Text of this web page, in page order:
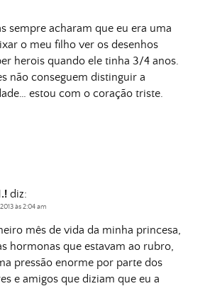
sempre acharam que eu era uma
o meu filho ver os desenhos
herois quando ele tinha 3/4 anos.
não conseguem distinguir a
estou com o coração triste.
diz:
às 2:04 am
mês de vida da minha princesa,
hormonas que estavam ao rubro,
pressão enorme por parte dos
e amigos que diziam que eu a